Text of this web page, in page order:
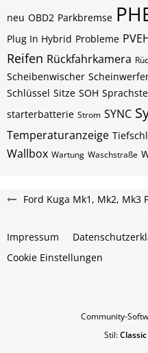
neu OBD2 Parkbremse
Plug In Hybrid Probleme
Reifen Rückfahrkamera
Scheibenwischer
Schlüssel Sitze SOH
starterbatterie Strom SYNC
Temperaturanzeige
Wallbox Wartung Waschstraße
Ford Kuga Mk1, Mk2, Mk3
Impressum
Cookie Einstellungen
Community-
Stil:Classic